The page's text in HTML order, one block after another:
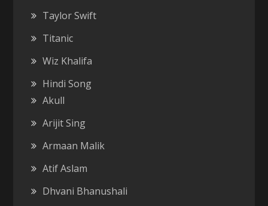
Taylor Swift
Titanic
Wiz Khalifa
Hindi Song
Akull
Arijit Sing
Armaan Malik
Atif Aslam
Dhvani Bhanushali